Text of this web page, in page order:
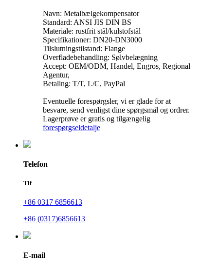
Navn: Metalbælgekompensator
Standard: ANSI JIS DIN BS
Materiale: rustfrit stål/kulstofstål
Specifikationer: DN20-DN3000
Tilslutningstilstand: Flange
Overfladebehandling: Sølvbelægning
Accept: OEM/ODM, Handel, Engros, Regional
Agentur,
Betaling: T/T, L/C, PayPal
Eventuelle forespørgsler, vi er glade for at
besvare, send venligst dine spørgsmål og ordrer.
Lagerprøve er gratis og tilgængelig
forespørgseldetalje
Telefon
Tlf
+86 0317 6856613
+86 (0317)6856613
E-mail